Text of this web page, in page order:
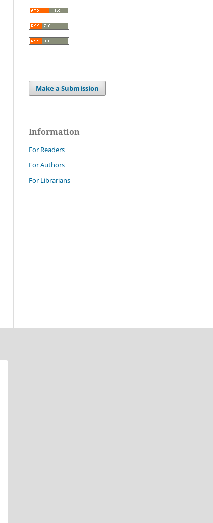
Make a Submission
Information
For Readers
For Authors
For Librarians